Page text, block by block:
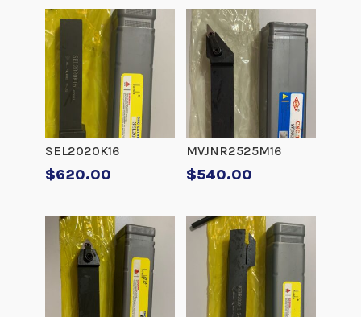
SEL2020K16
$620.00
MVJNR2525M16
$540.00